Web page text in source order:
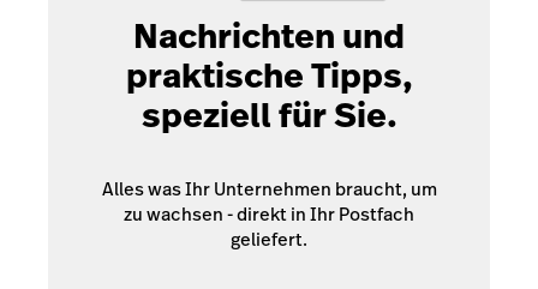
Nachrichten und
praktische Tipps,
speziell für Sie.
Alles was Ihr Unternehmen braucht, um
zu wachsen - direkt in Ihr Postfach
geliefert.